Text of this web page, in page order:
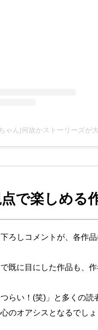
ゃん|何故かストーリーズが
で楽しめる
ろしコメントが、各作
既に目にした作品も、
つらい！(笑)」と多くの
のオアシスとなるでしょ